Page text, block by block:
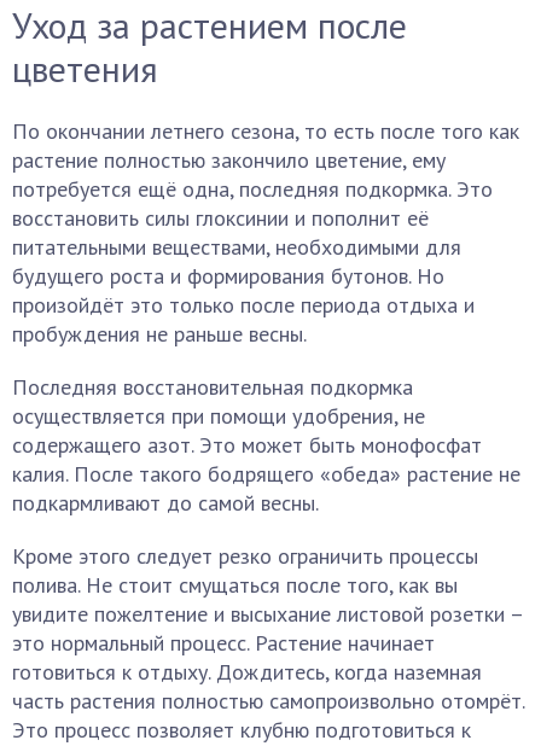
Уход за растением после
цветения
По окончании летнего сезона, то есть после того как
растение полностью закончило цветение, ему
потребуется ещё одна, последняя подкормка. Это
восстановить силы глоксинии и пополнит её
питательными веществами, необходимыми для
будущего роста и формирования бутонов. Но
произойдёт это только после периода отдыха и
пробуждения не раньше весны.
Последняя восстановительная подкормка
осуществляется при помощи удобрения, не
содержащего азот. Это может быть монофосфат
калия. После такого бодрящего «обеда» растение не
подкармливают до самой весны.
Кроме этого следует резко ограничить процессы
полива. Не стоит смущаться после того, как вы
увидите пожелтение и высыхание листовой розетки –
это нормальный процесс. Растение начинает
готовиться к отдыху. Дождитесь, когда наземная
часть растения полностью самопроизвольно отомрёт.
Это процесс позволяет клубню подготовиться к